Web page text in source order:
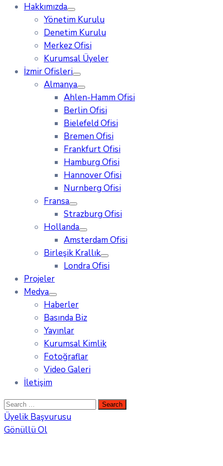
Hakkımızda
Yönetim Kurulu
Denetim Kurulu
Merkez Ofisi
Kurumsal Üyeler
İzmir Ofisleri
Almanya
Ahlen-Hamm Ofisi
Berlin Ofisi
Bielefeld Ofisi
Bremen Ofisi
Frankfurt Ofisi
Hamburg Ofisi
Hannover Ofisi
Nurnberg Ofisi
Fransa
Strazburg Ofisi
Hollanda
Amsterdam Ofisi
Birleşik Krallık
Londra Ofisi
Projeler
Medya
Haberler
Basında Biz
Yayınlar
Kurumsal Kimlik
Fotoğraflar
Video Galeri
İletişim
Üyelik Başvurusu
Gönüllü Ol